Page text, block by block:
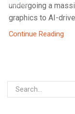
undergoing a
graphics to AI-
Continue Reading